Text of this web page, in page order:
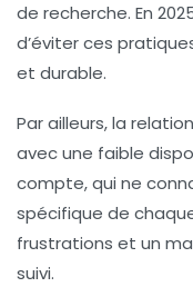
de recherche. En
d’éviter ces
et durable.
Par ailleurs, la
avec une faible
compte, qui ne
spécifique de
frustrations et un
suivi.